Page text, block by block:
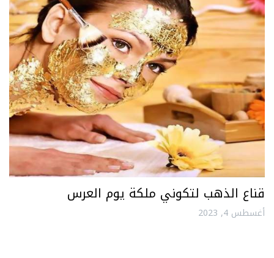
قناع الذهب لتكوني ملكة يوم العرس
أغسطس 4, 2023